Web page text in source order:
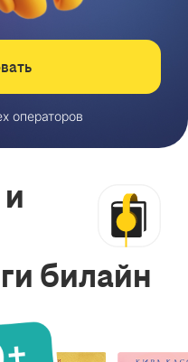
операторов
билайн